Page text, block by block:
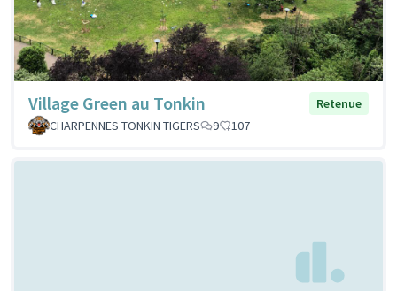
Village Green au Tonkin
Retenue
CHARPENNES TONKIN TIGERS
9 107